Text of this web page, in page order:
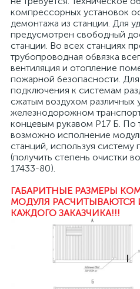
компрессорных установок
демонтажа из станции. Для
предусмотрен свободный
станции. Во всех станциях
трубопроводная обвязка
вентиляция и отопление
пожарной безопасности.
подключения к системам
сжатым воздухом различных
железнодорожном
концевым рукавом Р17 Б. По
возможно исполнение
станций, используя систему
(получить степень очистки
17433-80).
ГАБАРИТНЫЕ РАЗМЕРЫ
МОДУЛЯ
КАЖДОГО ЗАКАЗЧИКА!!!